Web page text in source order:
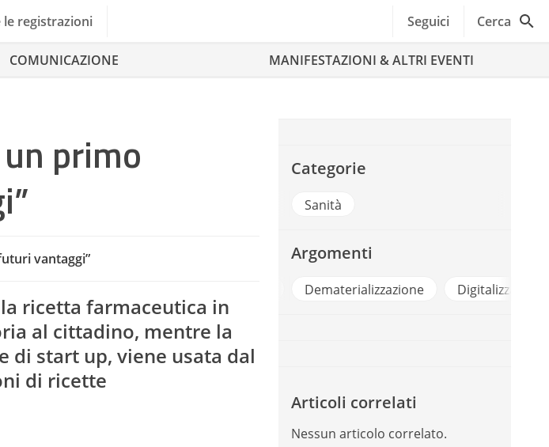
le registrazioni Seguici Cerca
COMUNICAZIONE MANIFESTAZIONI & ALTRI EVENTI
primo
vantaggi”
ricetta farmaceutica in
al cittadino, mentre la
di start up, viene usata dal
di ricette
Categorie
Sanità
Argomenti
Dematerializzazione Digitalizzazione
Articoli correlati
Nessun articolo correlato.